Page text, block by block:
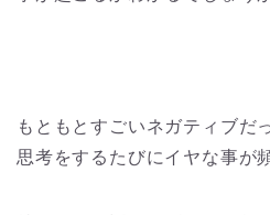
もともとすごいネガティブだ
思考をするたびにイヤな事が